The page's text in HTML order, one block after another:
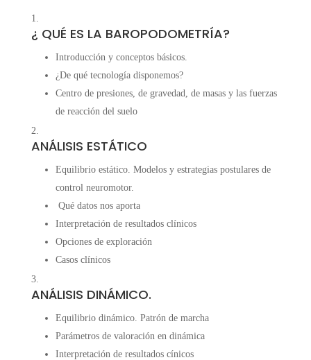
¿ QUÉ ES LA BAROPODOMETRÍA?
Introducción y conceptos básicos.
¿De qué tecnología disponemos?
Centro de presiones, de gravedad, de masas y las fuerzas
de reacción del suelo
ANÁLISIS ESTÁTICO
Equilibrio estático. Modelos y estrategias postulares de
control neuromotor.
Qué datos nos aporta
Interpretación de resultados clínicos
Opciones de exploración
Casos clínicos
ANÁLISIS DINÁMICO.
Equilibrio dinámico. Patrón de marcha
Parámetros de valoración en dinámica
Interpretación de resultados cínicos